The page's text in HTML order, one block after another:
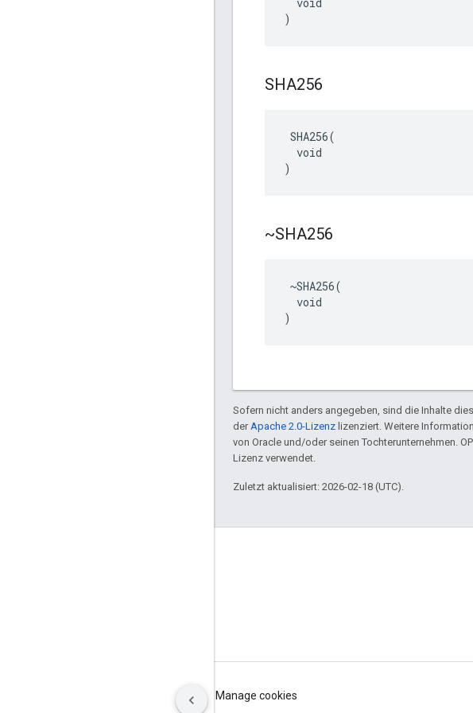
)
SHA256
SHA256(
  void
)
~SHA256
~SHA256(
  void
)
Sofern nicht anders angegeben, sind die Inhalte
derApache 2.0-Lizenz lizenziert. Weitere
von Oracle und/oder seinen Tochterunternehmen.
Lizenz verwendet.
Zuletzt aktualisiert: 2026-02-18 (UTC).
Datenschutz Manage cookies